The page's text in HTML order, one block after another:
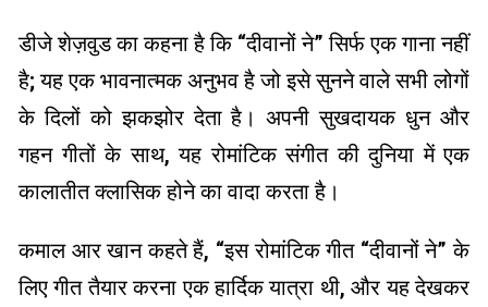
डीजे शेज़वुड का कहना है कि “दीवानों ने” सिर्फ एक गाना नहीं
है; यह एक भावनात्मक अनुभव है जो इसे सुनने वाले सभी लोगों
के दिलों को झकझोर देता है। अपनी सुखदायक धुन और
गहन गीतों के साथ, यह रोमांटिक संगीत की दुनिया में एक
कालातीत क्लासिक होने का वादा करता है।
कमाल आर खान कहते हैं, “इस रोमांटिक गीत “दीवानों ने” के
लिए गीत तैयार करना एक हार्दिक यात्रा थी, और यह देखकर